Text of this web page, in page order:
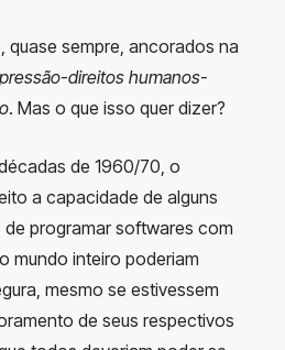
quase sempre, ancorados na
direitos humanos-
. Mas o que isso quer dizer?
de 1960/70, o
a capacidade de alguns
programar softwares com
mundo inteiro poderiam
mesmo se estivessem
de seus respectivos